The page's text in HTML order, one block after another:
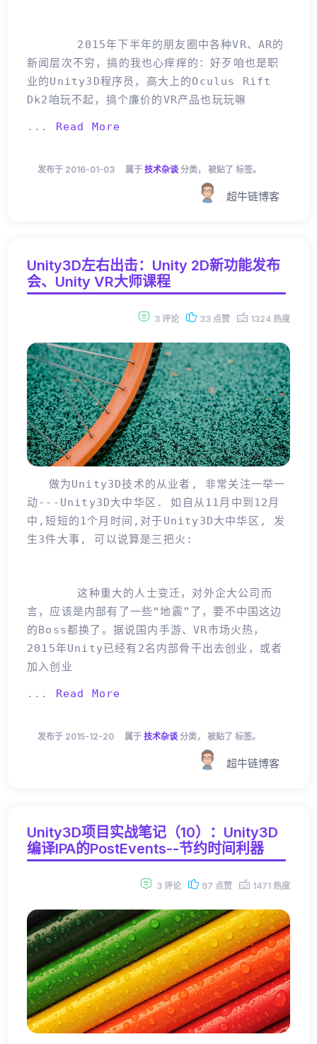
2015年下半年的朋友圈中各种VR、AR的
新闻层次不穷，搞的我也心痒痒的：好歹咱也是职
业的Unity3D程序员，高大上的Oculus Rift
Dk2咱玩不起，搞个廉价的VR产品也玩玩嘛
... Read More
发布于 2016-01-03 属于 技术杂谈 分类， 被贴了 标签。
超牛链博客
Unity3D左右出击：Unity 2D新功能发布
会、Unity VR大师课程
3 评论 33 点赞 1324 热度
做为Unity3D技术的从业者, 非常关注一举一
动---Unity3D大中华区. 如自从11月中到12月
中,短短的1个月时间,对于Unity3D大中华区, 发
生3件大事, 可以说算是三把火:
这种重大的人士变迁，对外企大公司而
言，应该是内部有了一些“地震”了，要不中国这边
的boss都换了。据说国内手游、VR市场火热，
2015年Unity已经有2名内部骨干出去创业，或者
加入创业
... Read More
发布于 2015-12-20 属于 技术杂谈 分类， 被贴了 标签。
超牛链博客
Unity3D项目实战笔记（10）：Unity3D
编译IPA的PostEvents--节约时间利器
3 评论 97 点赞 1471 热度